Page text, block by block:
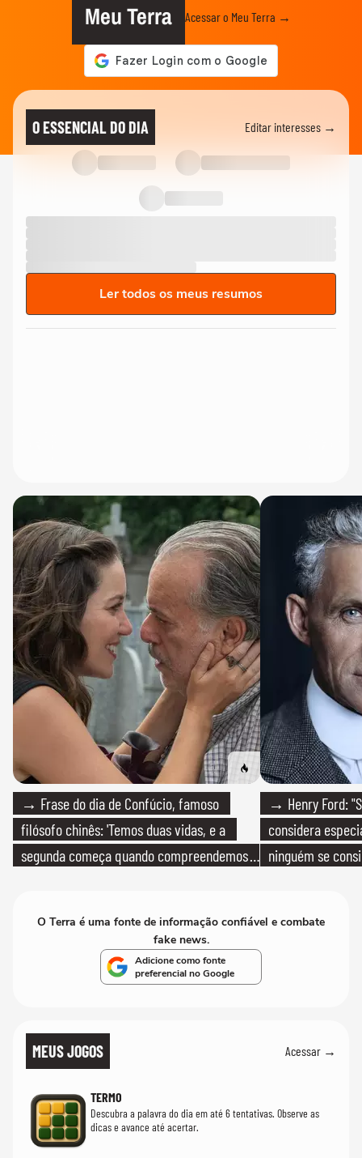
Meu Terra Acessar o Meu Terra →
O ESSENCIAL DO DIA Editar interesses →
Ler todos os meus resumos
→ Frase do dia de Confúcio, famoso
filósofo chinês: 'Temos duas vidas, e a
segunda começa quando compreendemos
→ Henry Ford:
considera
ninguém se
O Terra é uma fonte de informação confiável e combate
fake news.
Adicione como fonte
preferencial no Google
MEUS JOGOS Acessar →
TERMO
Descubra a palavra do dia em até 6 tentativas. Observe as
dicas e avance até acertar.